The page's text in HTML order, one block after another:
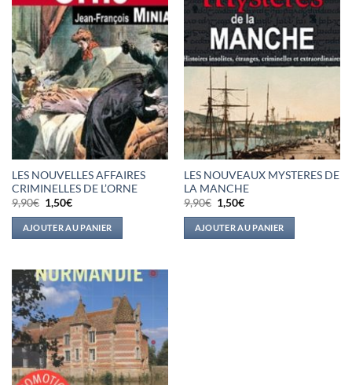
LES NOUVELLES AFFAIRES
CRIMINELLES DE L’ORNE
9,90€ Le
prix
initial
était :
9,90€.
1,50€Le
actuel
est :
1,50€.
AJOUTER AU PANIER
LES NOUVEAUX MYSTERES DE
LA MANCHE
9,90€ Le
prix
initial
était :
9,90€.
1,50€Le
actuel
est :
1,50€.
AJOUTER AU PANIER